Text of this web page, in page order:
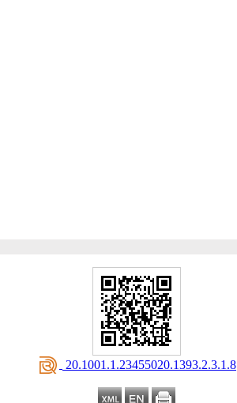
‎ 20.1001.1.23455020.1393.2.3.1.8